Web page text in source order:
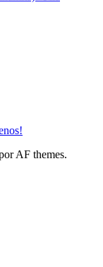
AF themes.